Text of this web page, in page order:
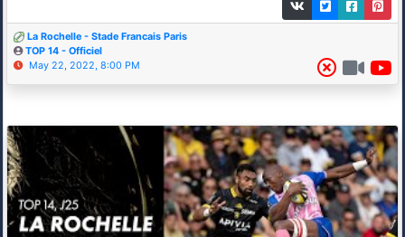
La Rochelle - Stade Francais Paris
TOP 14 - Officiel
May 22, 2022, 8:00 PM